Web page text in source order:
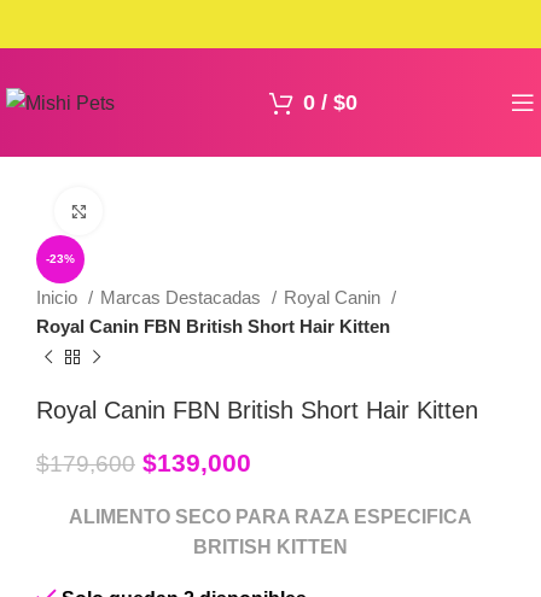
0 / $0
-23%
Inicio Marcas Destacadas
Royal Canin
Royal Canin FBN British Short Hair Kitten
Royal Canin FBN British Short Hair Kitten
$179,600 $139,000
ALIMENTO SECO PARA RAZA ESPECIFICA
BRITISH KITTEN